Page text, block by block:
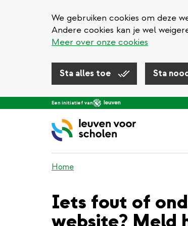
We gebruiken cookies om deze
Andere cookies kan je wel
Meer over onze cookies
Sta alles toe Sta
OverslaanEen initiatief van
Home
Iets fout of